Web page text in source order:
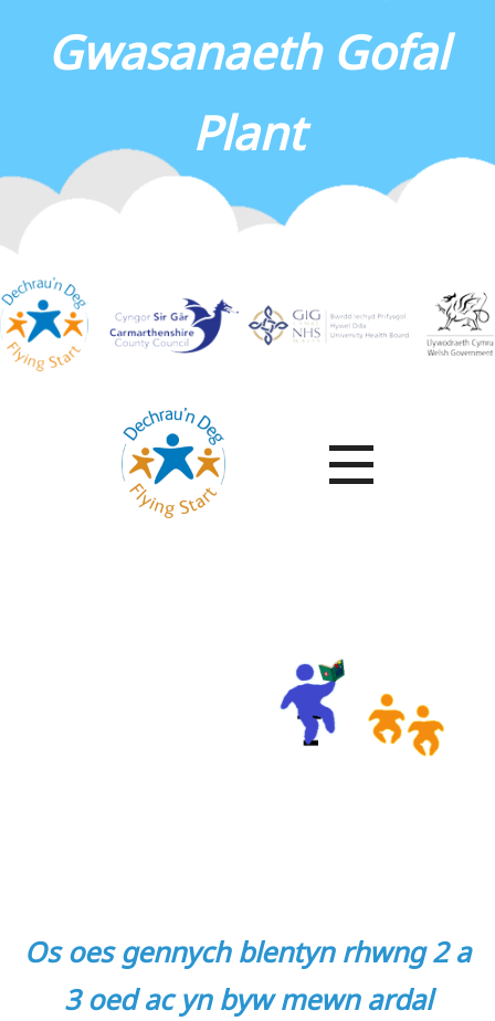
Gwasanaeth Gofal
Plant
Os oes gennych blentyn rhwng 2 a
3 oed ac yn byw mewn ardal